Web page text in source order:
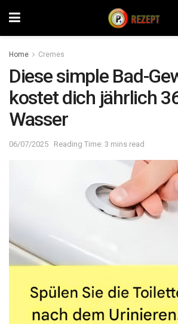
Home Cremes
Diese simple Bad-
kostet dich jährlich
Wasser
06/07/2025 Reading Time: 3 mins read